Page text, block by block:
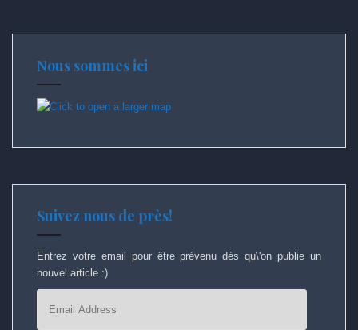
Nous sommes ici
Suivez nous de près!
Entrez votre email pour être prévenu dès qu\'on publie un
nouvel article :)
Address